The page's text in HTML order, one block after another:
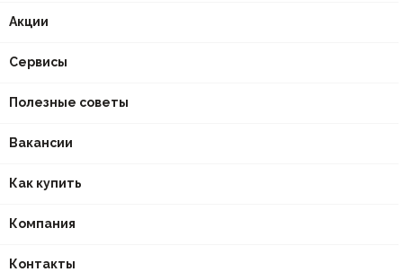
Акции
Сервисы
Полезные советы
Вакансии
Как купить
Компания
Контакты